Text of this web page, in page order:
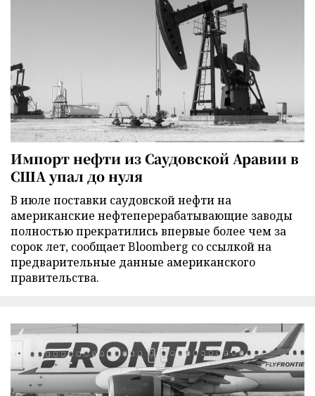
Импорт нефти из Саудовской Аравии в
США упал до нуля
В июле поставки саудовской нефти на
американские нефтеперерабатывающие заводы
полностью прекратились впервые более чем за
сорок лет, сообщает Bloomberg со ссылкой на
предварительные данные американского
правительства.